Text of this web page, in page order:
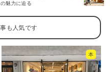
の魅力に迫る
本